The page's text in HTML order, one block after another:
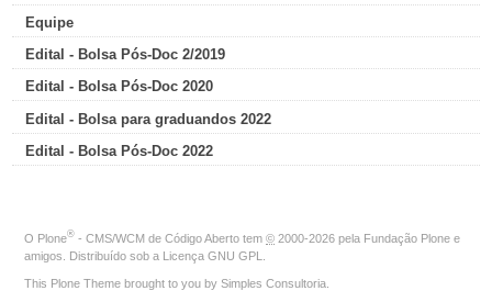
Equipe
Edital - Bolsa Pós-Doc 2/2019
Edital - Bolsa Pós-Doc 2020
Edital - Bolsa para graduandos 2022
Edital - Bolsa Pós-Doc 2022
O Plone® - CMS/WCM de Código Aberto tem © 2000-2026 pela Fundação Plone e
amigos. Distribuído sob a Licença GNU GPL
This Plone Theme brought to you by Simples Consultoria